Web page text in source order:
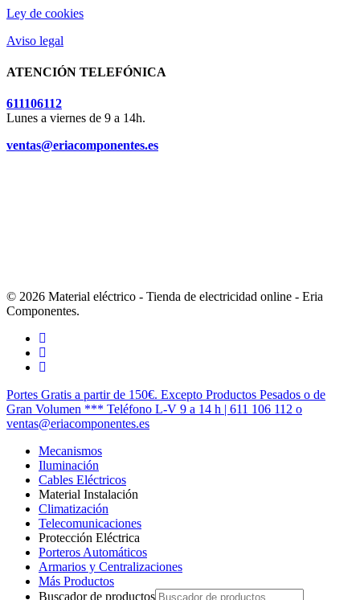
Ley de cookies
Aviso legal
ATENCIÓN TELEFÓNICA
611106112
Lunes a viernes de 9 a 14h.
ventas@eriacomponentes.es
© 2026 Material eléctrico - Tienda de electricidad online - Eria
Componentes.
twitter
facebook
instagram
Cerrar
Menú
Portes Gratis a partir de 150€. Excepto Productos Pesados o de
Gran Volumen *** Teléfono L-V 9 a 14 h | 611 106 112 o
ventas@eriacomponentes.es
Mecanismos
Iluminación
Cables Eléctricos
Material Instalación
Climatización
Telecomunicaciones
Protección Eléctrica
Porteros Automáticos
Armarios y Centralizaciones
Más Productos
Buscador de productos